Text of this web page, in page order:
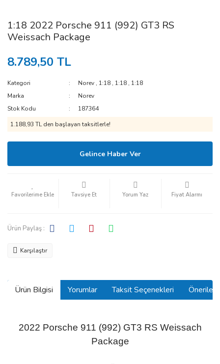
1:18 2022 Porsche 911 (992) GT3 RS
Weissach Package
8.789,50 TL
Kategori Norev , 1:18 , 1:18 , 1:18
Marka
Norev
Stok Kodu
187364
1.188,93 TL den başlayan taksitlerle!
Gelince Haber Ver
Tavsiye Et Yorum Yaz Fiyat Alarmı
Ürün Paylaş :
Karşılaştır
Ürün Bilgisi Yorumlar Taksit Seçenekleri
2022 Porsche 911 (992) GT3 RS Weissach
Package